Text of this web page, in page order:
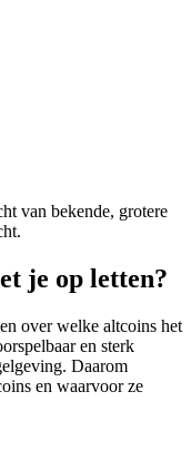
van bekende, grotere
je op letten?
over welke altcoins het
en sterk
Daarom
en waarvoor ze